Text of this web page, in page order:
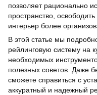
позволяет рационально
пространство,
интерьер более
В этой статье мы
рейлинговую систему на
необходимых
полезных советов. Даже
сможете справиться с
аккуратный и надежный